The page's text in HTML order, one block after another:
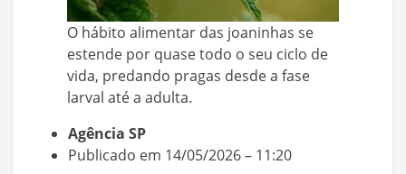
O hábito alimentar das joaninhas se
estende por quase todo o seu ciclo de
vida, predando pragas desde a fase
larval até a adulta.
Agência SP
Publicado em 14/05/2026 – 11:20